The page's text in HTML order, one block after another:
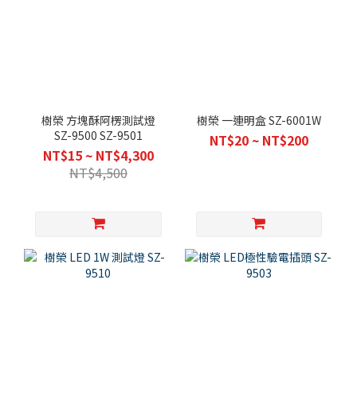
樹榮 方塊酥阿楞測試燈
SZ-9500 SZ-9501
NT$15 ~ NT$4,300
NT$4,500
樹榮 一連明盒 SZ-6001W
NT$20 ~ NT$200